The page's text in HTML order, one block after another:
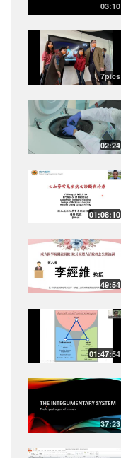
03:10
7pics
02:24
01:08:10
49:54
01:47:54
37:23